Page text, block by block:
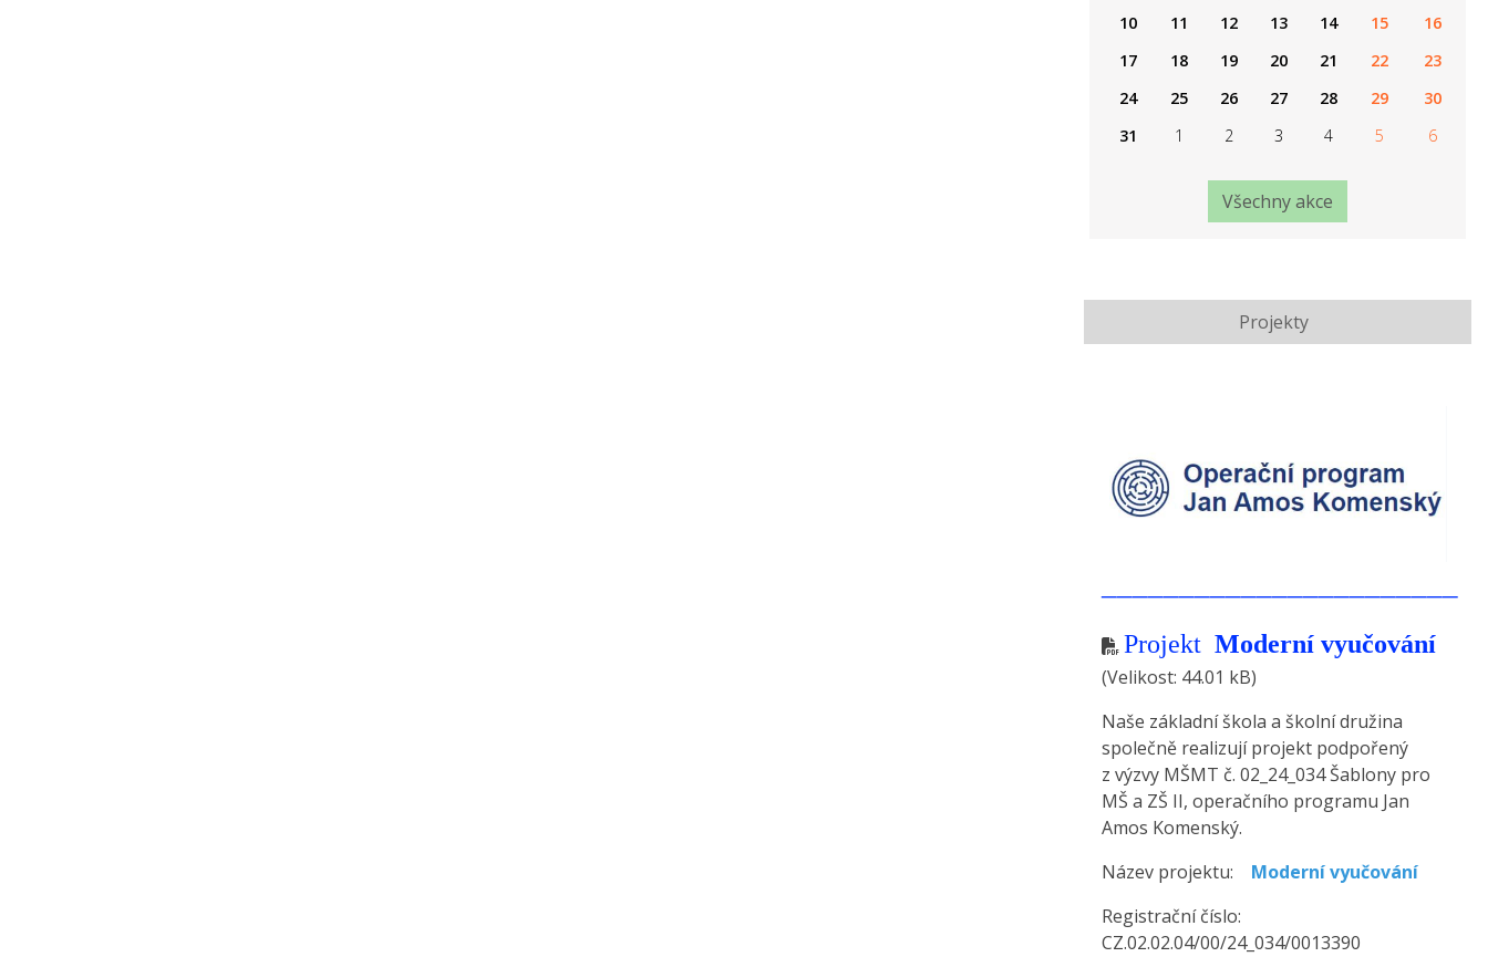
10
11 12 13 14 15
16
17
18 19 20 21 22
23
24
25 26 27 28 29
30
31
1 2 3 4 5 6
Všechny akce
Projekty
Projekt Moderní vyučování
(Velikost: 44.01 kB)
Naše základní škola a školní družina
společně realizují projekt podpořený
z výzvy MŠMT č. 02_24_034 Šablony pro
MŠ a ZŠ II, operačního programu Jan
Amos Komenský.
Název projektu:
Moderní vyučování
Registrační číslo:
CZ.02.02.04/00/24_034/0013390